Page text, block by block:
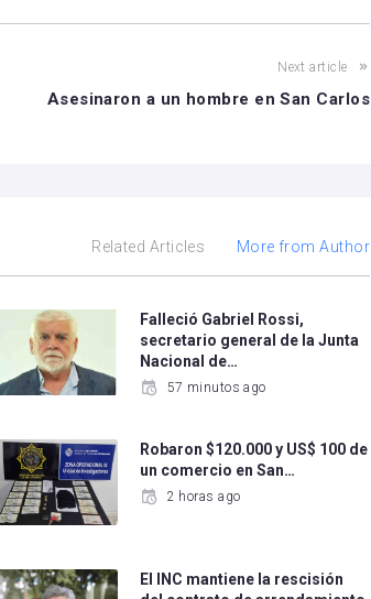
Next article
Asesinaron a un hombre en San Carlos
Related Articles More from Author
Falleció Gabriel Rossi,
secretario general de la Junta
Nacional de…
57 minutos ago
Robaron $120.000 y US$ 100 de
un comercio en San…
2 horas ago
El INC mantiene la rescisión